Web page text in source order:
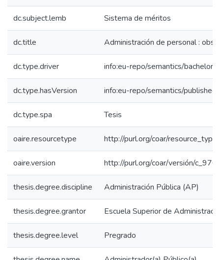
dc.subject.lemb Sistema de méritos
dc.title Administración de personal :
dc.type.driver info:eu-repo/semantics/
dc.type.hasVersion info:eu-repo/semantics/
dc.type.spa Tesis
oaire.resourcetype http://purl.org/coar/
oaire.version http://purl.org/coar/versión/
thesis.degree.discipline Administración Pública (AP)
thesis.degree.grantor Escuela Superior de
thesis.degree.level Pregrado